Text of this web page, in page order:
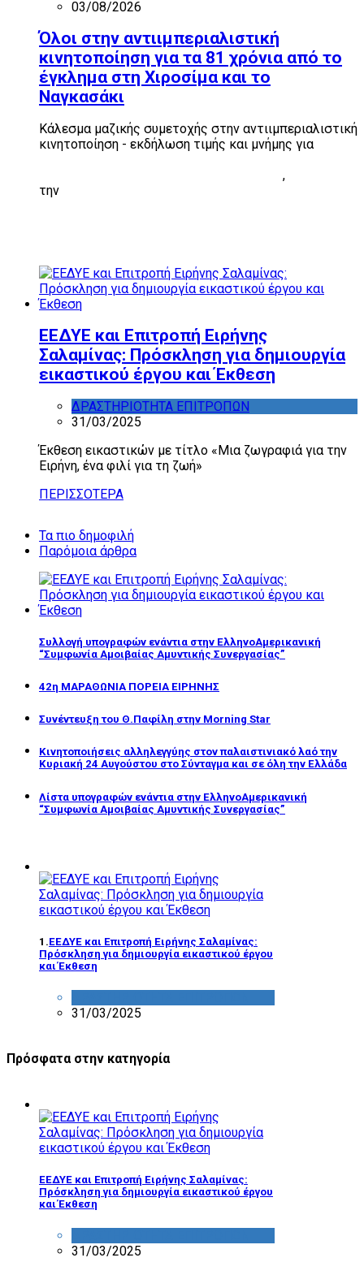
03/08/2026
Όλοι στην αντιιμπεριαλιστική
κινητοποίηση για τα 81 χρόνια από το
έγκλημα στη Χιροσίμα και το
Ναγκασάκι
Κάλεσμα μαζικής συμετοχής στην αντιιμπεριαλιστική
κινητοποίηση - εκδήλωση τιμής και μνήμης για
,
την
ΕΕΔΥΕ και Επιτροπή Ειρήνης
Σαλαμίνας: Πρόσκληση για δημιουργία
εικαστικού έργου και Έκθεση
ΔΡΑΣΤΗΡΙΟΤΗΤΑ ΕΠΙΤΡΟΠΩΝ
31/03/2025
Έκθεση εικαστικών με τίτλο «Μια ζωγραφιά για την
Ειρήνη, ένα φιλί για τη ζωή»
ΠΕΡΙΣΣΟΤΕΡΑ
Τα πιο δημοφιλή
Παρόμοια άρθρα
Συλλογή υπογραφών ενάντια στην ΕλληνοΑμερικανική
“Συμφωνία Αμοιβαίας Αμυντικής Συνεργασίας”
42η ΜΑΡΑΘΩΝΙΑ ΠΟΡΕΙΑ ΕΙΡΗΝΗΣ
Συνέντευξη του Θ.Παφίλη στην Morning Star
Κινητοποιήσεις αλληλεγγύης στον παλαιστινιακό λαό την
Κυριακή 24 Αυγούστου στο Σύνταγμα και σε όλη την Ελλάδα
Λίστα υπογραφών ενάντια στην ΕλληνοΑμερικανική
“Συμφωνία Αμοιβαίας Αμυντικής Συνεργασίας”
1.ΕΕΔΥΕ και Επιτροπή Ειρήνης Σαλαμίνας:
Πρόσκληση για δημιουργία εικαστικού έργου
και Έκθεση
31/03/2025
Πρόσφατα στην κατηγορία
ΕΕΔΥΕ και Επιτροπή Ειρήνης Σαλαμίνας:
Πρόσκληση για δημιουργία εικαστικού έργου
και Έκθεση
31/03/2025